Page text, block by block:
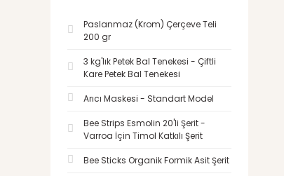
Paslanmaz (Krom) Çerçeve Teli
200 gr
3 kg'lık Petek Bal Tenekesi - Çiftli
Kare Petek Bal Tenekesi
Arıcı Maskesi - Standart Model
Bee Strips Esmolin 20'li Şerit -
Varroa İçin Timol Katkılı Şerit
Bee Sticks Organik Formik Asit Şerit